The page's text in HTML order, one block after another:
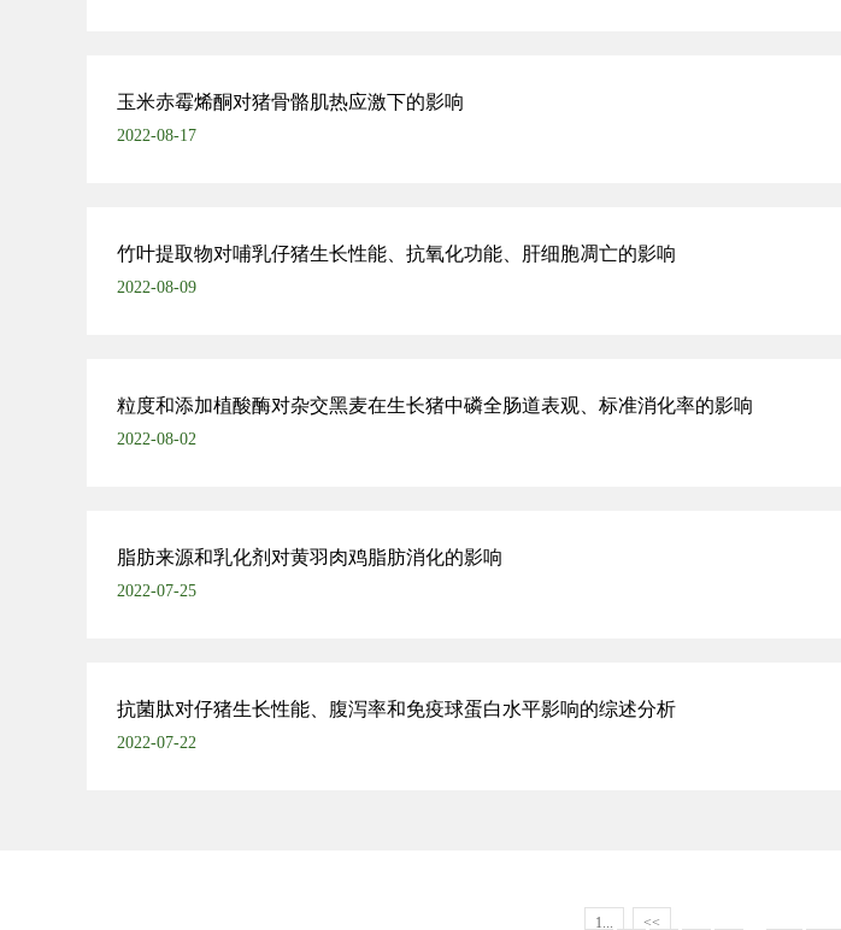
玉米赤霉烯酮对猪骨骼肌热应激下的影响
2022-08-17
竹叶提取物对哺乳仔猪生长性能、抗氧化功能、肝细胞凋亡的影响
2022-08-09
粒度和添加植酸酶对杂交黑麦在生长猪中磷全肠道表观、标准消化率的影响
2022-08-02
脂肪来源和乳化剂对黄羽肉鸡脂肪消化的影响
2022-07-25
抗菌肽对仔猪生长性能、腹泻率和免疫球蛋白水平影响的综述分析
2022-07-22
1... <<